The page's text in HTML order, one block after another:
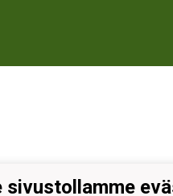
sivustollamme